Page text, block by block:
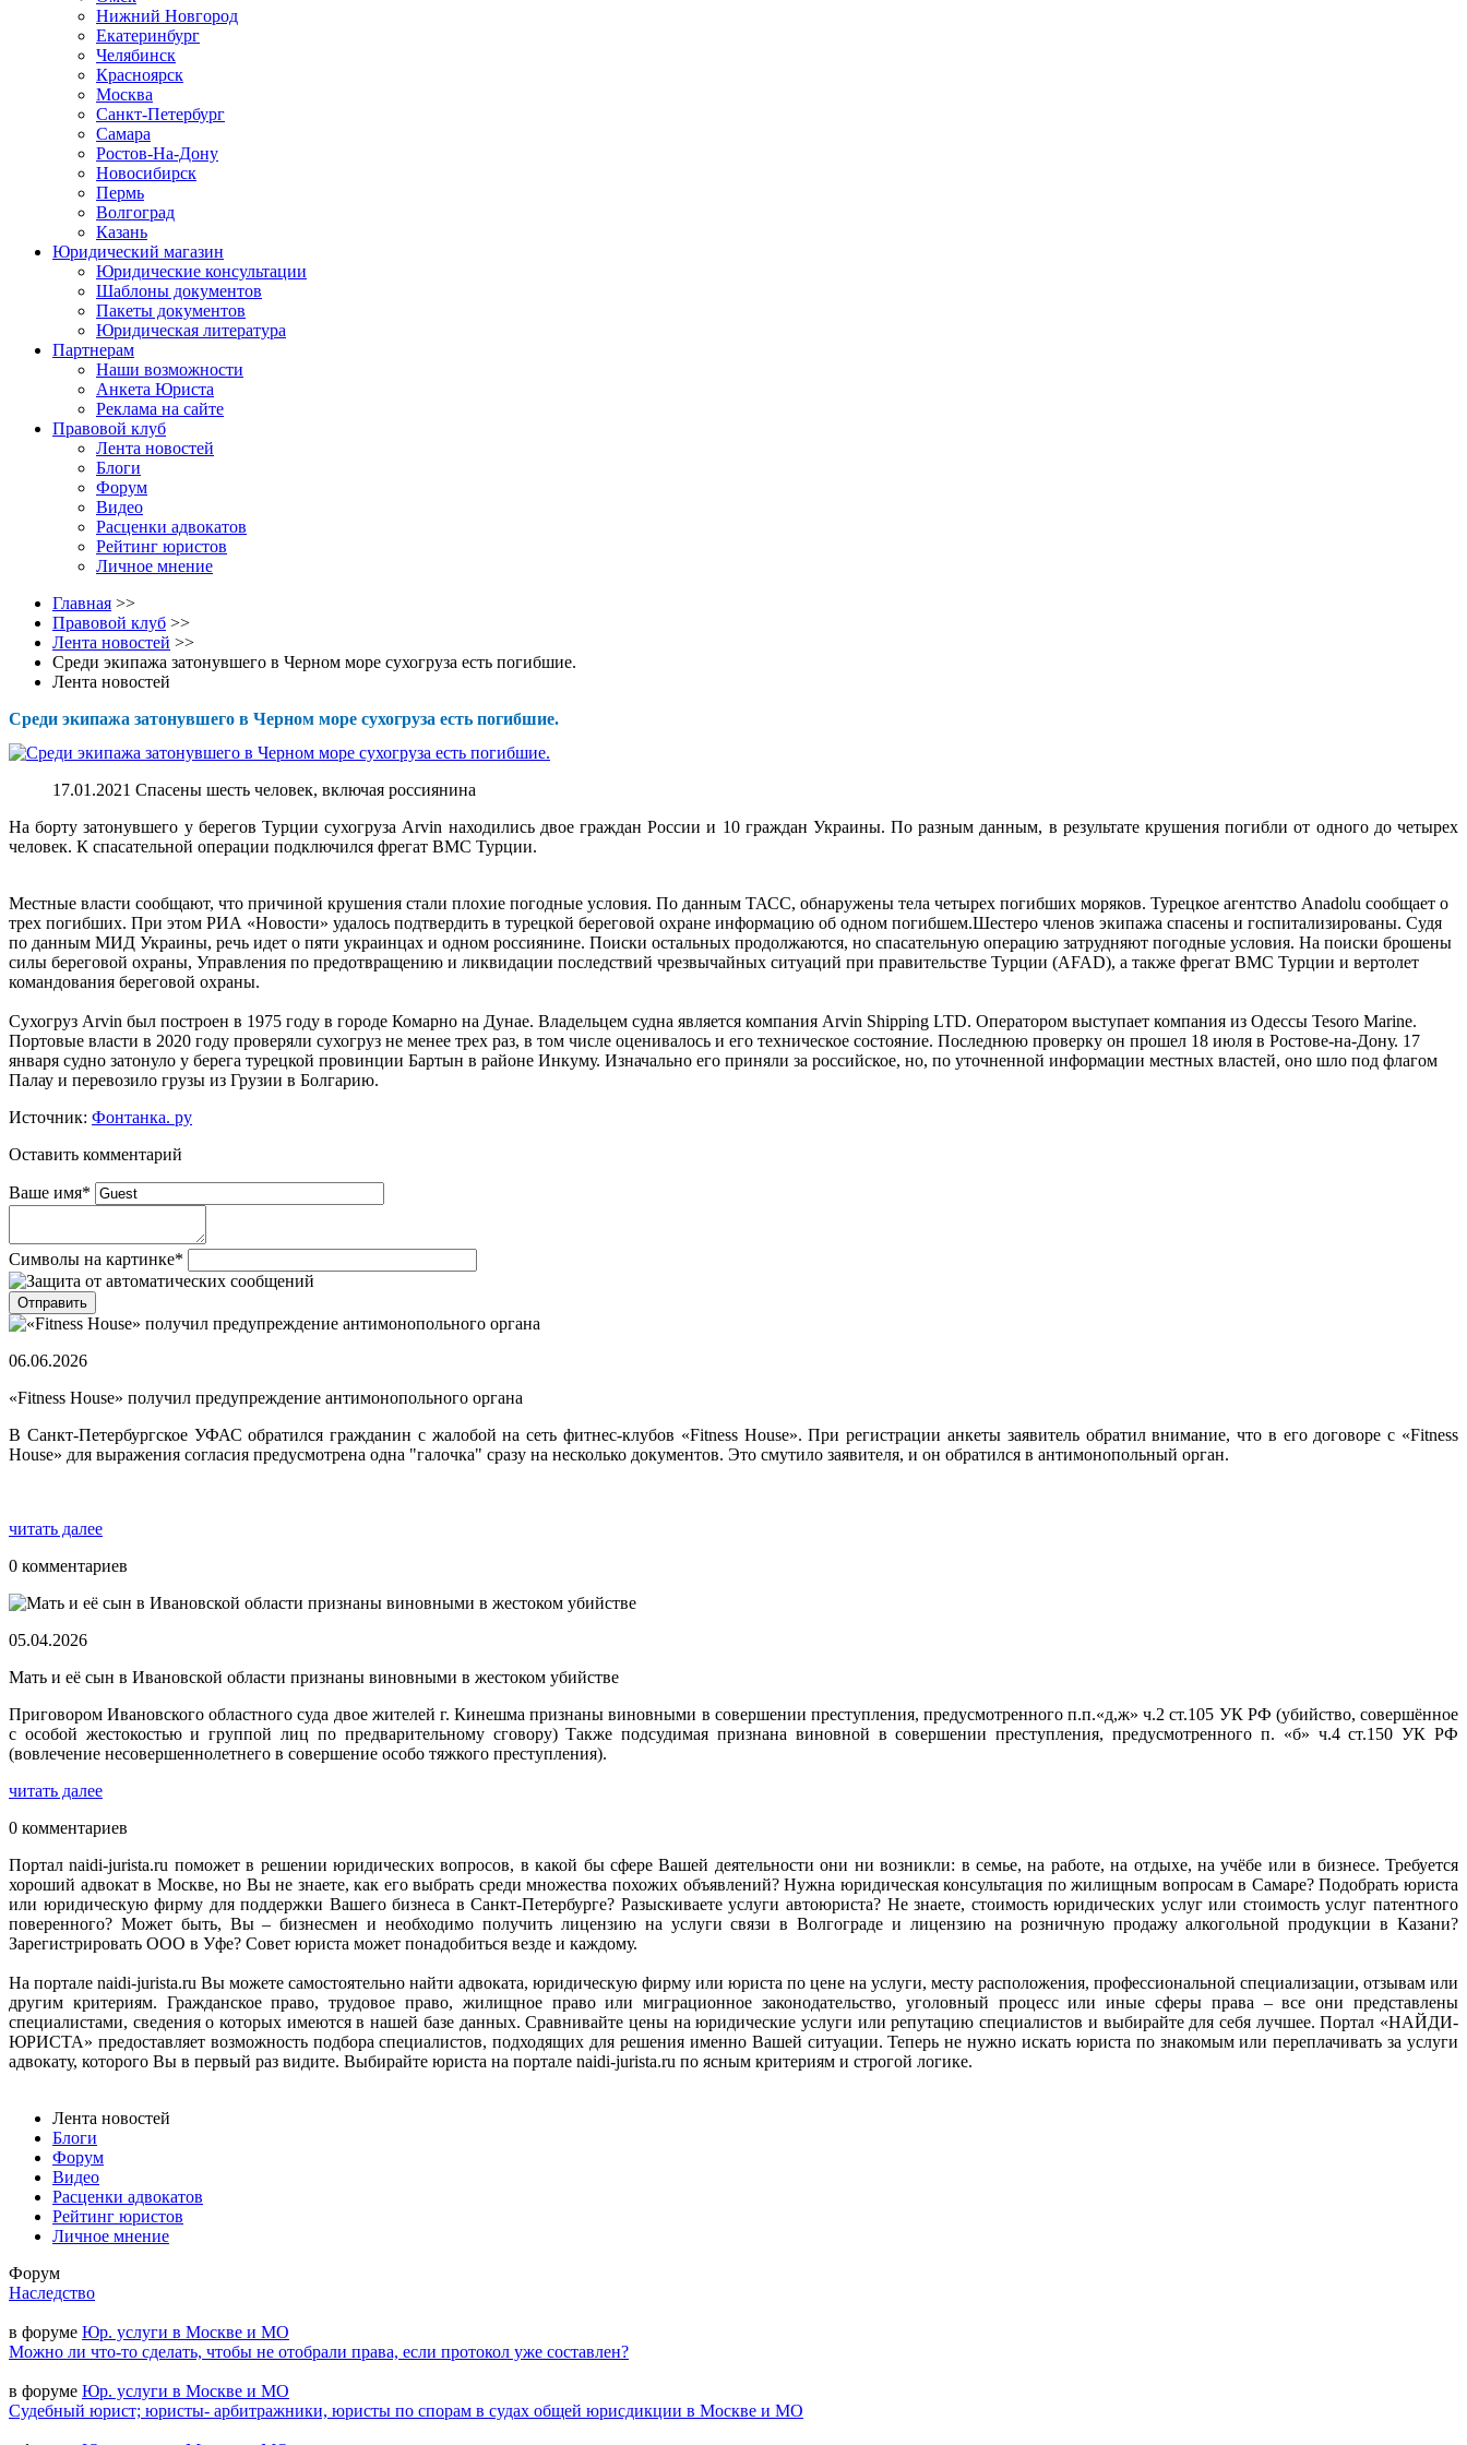
Нижний Новгород
Екатеринбург
Челябинск
Красноярск
Москва
Санкт-Петербург
Самара
Ростов-На-Дону
Новосибирск
Пермь
Волгоград
Казань
Юридический магазин
Юридические консультации
Шаблоны документов
Пакеты документов
Юридическая литература
Партнерам
Наши возможности
Анкета Юриста
Реклама на сайте
Правовой клуб
Лента новостей
Блоги
Форум
Видео
Расценки адвокатов
Рейтинг юристов
Личное мнение
Главная >>
Правовой клуб >>
Лента новостей >>
Среди экипажа затонувшего в Черном море сухогруза есть погибшие.
Лента новостей
Среди экипажа затонувшего в Черном море сухогруза есть погибшие.
17.01.2021 Спасены шесть человек, включая россиянина
На борту затонувшего у берегов Турции сухогруза Arvin находились двое граждан России и 10 граждан Украины. По разным данным, в результате крушения погибли от одного до четырех
человек. К спасательной операции подключился фрегат ВМС Турции.
Местные власти сообщают, что причиной крушения стали плохие погодные условия. По данным ТАСС, обнаружены тела четырех погибших моряков. Турецкое агентство Anadolu сообщает о
трех погибших. При этом РИА «Новости» удалось подтвердить в турецкой береговой охране информацию об одном погибшем.Шестеро членов экипажа спасены и госпитализированы. Судя
по данным МИД Украины, речь идет о пяти украинцах и одном россиянине. Поиски остальных продолжаются, но спасательную операцию затрудняют погодные условия. На поиски брошены
силы береговой охраны, Управления по предотвращению и ликвидации последствий чрезвычайных ситуаций при правительстве Турции (AFAD), а также фрегат ВМС Турции и вертолет
командования береговой охраны.
Сухогруз Arvin был построен в 1975 году в городе Комарно на Дунае. Владельцем судна является компания Arvin Shipping LTD. Оператором выступает компания из Одессы Tesoro Marine.
Портовые власти в 2020 году проверяли сухогруз не менее трех раз, в том числе оценивалось и его техническое состояние. Последнюю проверку он прошел 18 июля в Ростове-на-Дону. 17
января судно затонуло у берега турецкой провинции Бартын в районе Инкуму. Изначально его приняли за российское, но, по уточненной информации местных властей, оно шло под флагом
Палау и перевозило грузы из Грузии в Болгарию.
Источник: Фонтанка. ру
Оставить комментарий
Ваше имя*
Символы на картинке*
06.06.2026
«Fitness House» получил предупреждение антимонопольного органа
В Санкт-Петербургское УФАС обратился гражданин с жалобой на сеть фитнес-клубов «Fitness House». При регистрации анкеты заявитель обратил внимание, что в его договоре с «Fitness
House» для выражения согласия предусмотрена одна "галочка" сразу на несколько документов. Это смутило заявителя, и он обратился в антимонопольный орган.
читать далее
0 комментариев
05.04.2026
Мать и её сын в Ивановской области признаны виновными в жестоком убийстве
Приговором Ивановского областного суда двое жителей г. Кинешма признаны виновными в совершении преступления, предусмотренного п.п.«д,ж» ч.2 ст.105 УК РФ (убийство, совершённое
с особой жестокостью и группой лиц по предварительному сговору) Также подсудимая признана виновной в совершении преступления, предусмотренного п. «б» ч.4 ст.150 УК РФ
(вовлечение несовершеннолетнего в совершение особо тяжкого преступления).
читать далее
0 комментариев
Портал naidi-jurista.ru поможет в решении юридических вопросов, в какой бы сфере Вашей деятельности они ни возникли: в семье, на работе, на отдыхе, на учёбе или в бизнесе. Требуется
хороший адвокат в Москве, но Вы не знаете, как его выбрать среди множества похожих объявлений? Нужна юридическая консультация по жилищным вопросам в Самаре? Подобрать юриста
или юридическую фирму для поддержки Вашего бизнеса в Санкт-Петербурге? Разыскиваете услуги автоюриста? Не знаете, стоимость юридических услуг или стоимость услуг патентного
поверенного? Может быть, Вы – бизнесмен и необходимо получить лицензию на услуги связи в Волгограде и лицензию на розничную продажу алкогольной продукции в Казани?
Зарегистрировать ООО в Уфе? Совет юриста может понадобиться везде и каждому.
На портале naidi-jurista.ru Вы можете самостоятельно найти адвоката, юридическую фирму или юриста по цене на услуги, месту расположения, профессиональной специализации, отзывам или
другим критериям. Гражданское право, трудовое право, жилищное право или миграционное законодательство, уголовный процесс или иные сферы права – все они представлены
специалистами, сведения о которых имеются в нашей базе данных. Сравнивайте цены на юридические услуги или репутацию специалистов и выбирайте для себя лучшее. Портал «НАЙДИ-
ЮРИСТА» предоставляет возможность подбора специалистов, подходящих для решения именно Вашей ситуации. Теперь не нужно искать юриста по знакомым или переплачивать за услуги
адвокату, которого Вы в первый раз видите. Выбирайте юриста на портале naidi-jurista.ru по ясным критериям и строгой логике.
Лента новостей
Блоги
Форум
Видео
Расценки адвокатов
Рейтинг юристов
Личное мнение
Форум
Наследство
в форуме Юр. услуги в Москве и МО
Можно ли что-то сделать, чтобы не отобрали права, если протокол уже составлен?
в форуме Юр. услуги в Москве и МО
Судебный юрист; юристы- арбитражники, юристы по спорам в судах общей юрисдикции в Москве и МО